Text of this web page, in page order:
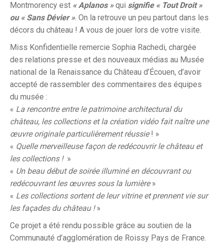
Montmorency est « Aplanos »qui signifie « Tout Droit »
ou « Sans Dévier ». On la retrouve un peu partout dans les
décors du château ! A vous de jouer lors de votre visite.
Miss Konfidentielle remercie Sophia Rachedi, chargée
des relations presse et des nouveaux médias au Musée
national de la Renaissance du Château d’Écouen, d’avoir
accepté de rassembler des commentaires des équipes
du musée :
« La rencontre entre le patrimoine architectural du
château, les collections et la création vidéo fait naître une
œuvre originale particulièrement réussie! »
« Quelle merveilleuse façon de redécouvrir le château et
les collections !»
« Un beau début de soirée illuminé en découvrant ou
redécouvrant les œuvres sous la lumière»
« Les collections sortent de leur vitrine et prennent vie sur
les façades du château !»
Ce projet a été rendu possible grâce au soutien de la
Communauté d’agglomération de Roissy Pays de France.